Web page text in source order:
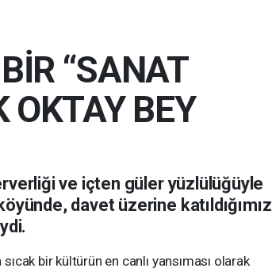
“SANAT
OKTAY BEY
ve içten güler yüzlülüğüyle
davet üzerine katıldığımız
bir kültürün en canlı yansıması olarak